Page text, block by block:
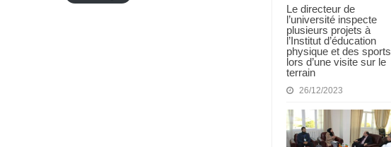
Le directeur de
l’université inspecte
plusieurs projets à
l’Institut d’éducation
physique et des sports
lors d’une visite sur le
terrain
26/12/2023